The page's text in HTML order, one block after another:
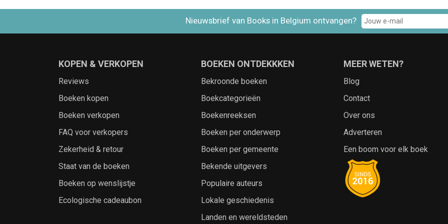
Nieuwsbrief van Books in Belgium ontvangen?
KOPEN & VERKOPEN
Reviews
Boeken kopen
Boeken verkopen
FAQ voor verkopers
Zekerheid & retour
Staat van de boeken
Boeken op wenslijstje
Ecologische cadeaubon
BOEKEN ONTDEKKKEN
Bekroonde boeken
Boekcategorieën
Boekenreeksen
Boeken per onderwerp
Boeken per gemeente
Bekende uitgevers
Populaire auteurs
Lokale geschiedenis
Landen en wereldsteden
MEER WETEN?
Blog
Contact
Over ons
Adverteren
Een boom voor elk boek